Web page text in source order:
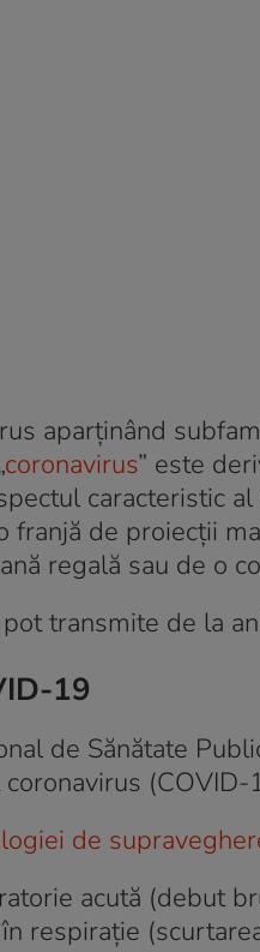
aparținând
coronavirus” este
caracteristic
franjă de proiecții
regală sau de o
transmite de la
19
de Sănătate
(COVID-
de
acută (debut
respirație